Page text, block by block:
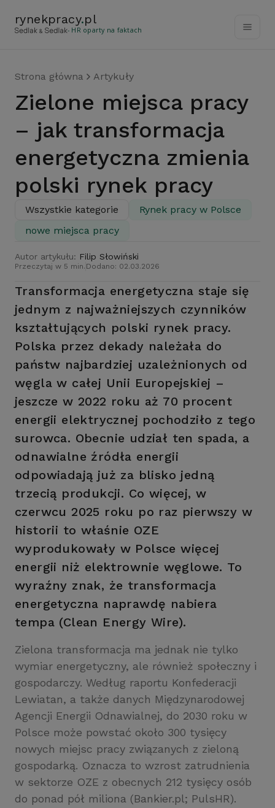
rynekpracy.pl
- HR oparty na faktach
Strona główna Artykuły
Zielone miejsca pracy
– jak transformacja
energetyczna zmienia
polski rynek pracy
Wszystkie kategorie
Rynek pracy w Polsce
nowe miejsca pracy
Autor artykułu: Filip Słowiński
Przeczytaj w 5 min. Dodano: 02.03.2026
Transformacja energetyczna staje się
jednym z najważniejszych czynników
kształtujących polski rynek pracy.
Polska przez dekady należała do
państw najbardziej uzależnionych od
węgla w całej Unii Europejskiej –
jeszcze w 2022 roku aż 70 procent
energii elektrycznej pochodziło z tego
surowca. Obecnie udział ten spada, a
odnawialne źródła energii
odpowiadają już za blisko jedną
trzecią produkcji. Co więcej, w
czerwcu 2025 roku po raz pierwszy w
historii to właśnie OZE
wyprodukowały w Polsce więcej
energii niż elektrownie węglowe. To
wyraźny znak, że transformacja
energetyczna naprawdę nabiera
tempa (Clean Energy Wire).
Zielona transformacja ma jednak nie tylko
wymiar energetyczny, ale również społeczny i
gospodarczy. Według raportu Konfederacji
Lewiatan, a także danych Międzynarodowej
Agencji Energii Odnawialnej, do 2030 roku w
Polsce może powstać około 300 tysięcy
nowych miejsc pracy związanych z zieloną
gospodarką. Oznacza to wzrost zatrudnienia
w sektorze OZE z obecnych 212 tysięcy osób
do ponad pół miliona (Bankier.pl; PulsHR).